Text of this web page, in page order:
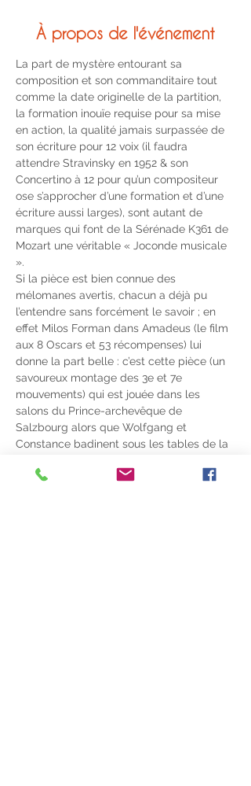
À propos de l'événement
La part de mystère entourant sa
composition et son commanditaire tout
comme la date originelle de la partition,
la formation inouïe requise pour sa mise
en action, la qualité jamais surpassée de
son écriture pour 12 voix (il faudra
attendre Stravinsky en 1952 & son
Concertino à 12 pour qu’un compositeur
ose s’approcher d’une formation et d’une
écriture aussi larges), sont autant de
marques qui font de la Sérénade K361 de
Mozart une véritable « Joconde musicale
».
Si la pièce est bien connue des
mélomanes avertis, chacun a déjà pu
l’entendre sans forcément le savoir ; en
effet Milos Forman dans Amadeus (le film
aux 8 Oscars et 53 récompenses) lui
donne la part belle : c’est cette pièce (un
savoureux montage des 3e et 7e
mouvements) qui est jouée dans les
salons du Prince-archevêque de
Salzbourg alors que Wolfgang et
Constance badinent sous les tables de la
Afficher plus